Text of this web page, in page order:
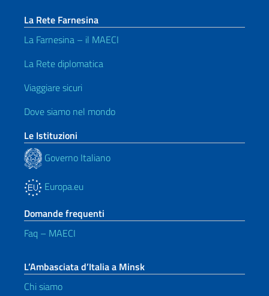
La Rete Farnesina
La Farnesina – il MAECI
La Rete diplomatica
Viaggiare sicuri
Dove siamo nel mondo
Le Istituzioni
Governo Italiano
Europa.eu
Domande frequenti
Faq – MAECI
L’Ambasciata d’Italia a Minsk
Chi siamo